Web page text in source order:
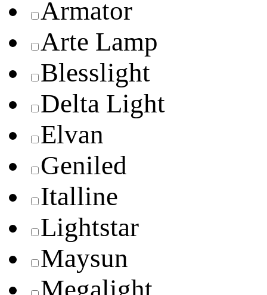
Armator
Arte Lamp
Blesslight
Delta Light
Elvan
Geniled
Italline
Lightstar
Maysun
Megalight